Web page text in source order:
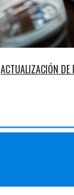
ACTUALIZACIÓN